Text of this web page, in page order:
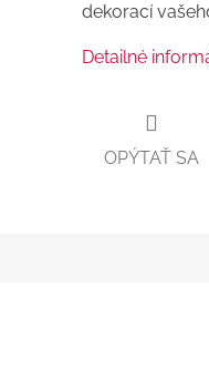
dekorací
Detailné
OPÝTAŤ SA